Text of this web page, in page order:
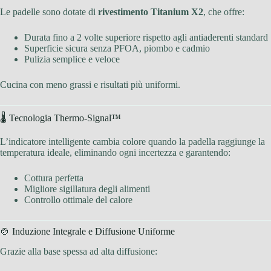
Le padelle sono dotate di rivestimento Titanium X2, che offre:
Durata fino a 2 volte superiore rispetto agli antiaderenti standard
Superficie sicura senza PFOA, piombo e cadmio
Pulizia semplice e veloce
Cucina con meno grassi e risultati più uniformi.
🌡 Tecnologia Thermo-Signal™
L’indicatore intelligente cambia colore quando la padella raggiunge la
temperatura ideale, eliminando ogni incertezza e garantendo:
Cottura perfetta
Migliore sigillatura degli alimenti
Controllo ottimale del calore
🍲 Induzione Integrale e Diffusione Uniforme
Grazie alla base spessa ad alta diffusione: